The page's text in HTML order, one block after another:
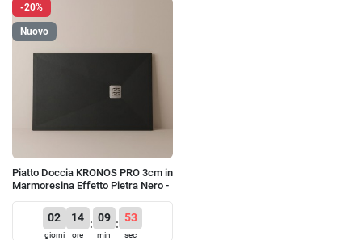
-20%
Nuovo
Piatto Doccia KRONOS PRO 3cm in
Marmoresina Effetto Pietra Nero -
02
giorni
14
ore
: 09
min
: 53
sec